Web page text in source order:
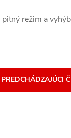
režim a
PREDCHÁDZAJÚCI